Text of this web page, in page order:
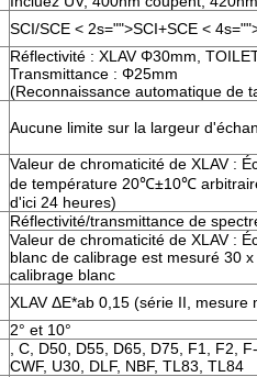
SCI/SCE < 2s="">SCI+SCE <
Réflectivité : XLAV Φ30mm,
Transmittance : Φ25mm
(Reconnaissance automatique de
Aucune limite sur la largeur
Valeur de chromaticité de XLAV :
de température 20℃±10℃
d'ici 24 heures)
Réflectivité/transmittance de
Valeur de chromaticité de XLAV :
blanc de calibrage est mesuré 30
calibrage blanc
XLAV ΔE*ab 0,15 (série II,
2° et 10°
, C, D50, D55, D65, D75, F1, F2,
CWF, U30, DLF, NBF, TL83, TL84